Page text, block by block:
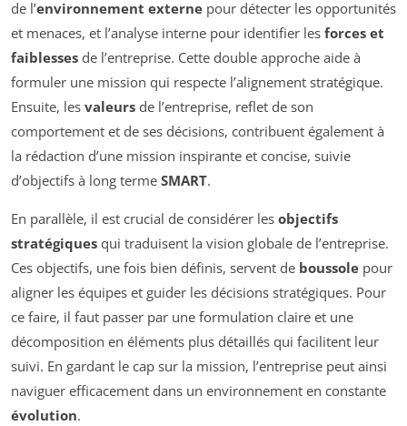
de l’environnement externe pour détecter les opportunités
et menaces, et l’analyse interne pour identifier les forces et
faiblesses de l’entreprise. Cette double approche aide à
formuler une mission qui respecte l’alignement stratégique.
Ensuite, les valeurs de l’entreprise, reflet de son
comportement et de ses décisions, contribuent également à
la rédaction d’une mission inspirante et concise, suivie
d’objectifs à long terme SMART.
En parallèle, il est crucial de considérer les objectifs
stratégiques qui traduisent la vision globale de l’entreprise.
Ces objectifs, une fois bien définis, servent de boussole pour
aligner les équipes et guider les décisions stratégiques. Pour
ce faire, il faut passer par une formulation claire et une
décomposition en éléments plus détaillés qui facilitent leur
suivi. En gardant le cap sur la mission, l’entreprise peut ainsi
naviguer efficacement dans un environnement en constante
évolution.